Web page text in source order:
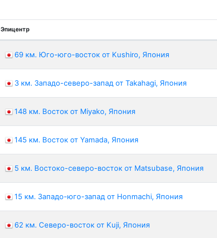
Эпицентр
69 км. Юго-юго-восток от Kushiro, Япония
3 км. Западо-северо-запад от Takahagi, Япония
148 км. Восток от Miyako, Япония
145 км. Восток от Yamada, Япония
5 км. Востоко-северо-восток от Matsubase, Япония
15 км. Западо-юго-запад от Honmachi, Япония
62 км. Северо-восток от Kuji, Япония